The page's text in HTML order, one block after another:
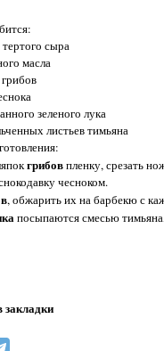
сыра
масла
зеленого лука
листьев тимьяна
грибовпленку, срезать
чесноком.
, обжарить их на барбекю с
посыпаются смесью
закладки